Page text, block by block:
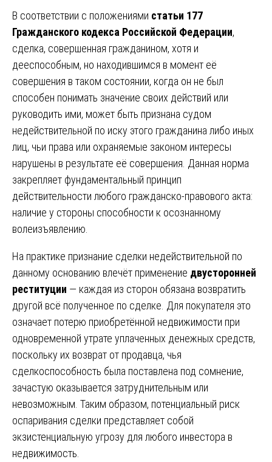
В соответствии с положениями статьи 177
Гражданского кодекса Российской Федерации,
сделка, совершенная гражданином, хотя и
дееспособным, но находившимся в момент её
совершения в таком состоянии, когда он не был
способен понимать значение своих действий или
руководить ими, может быть признана судом
недействительной по иску этого гражданина либо иных
лиц, чьи права или охраняемые законом интересы
нарушены в результате её совершения. Данная норма
закрепляет фундаментальный принцип
действительности любого гражданско-правового акта:
наличие у стороны способности к осознанному
волеизъявлению.
На практике признание сделки недействительной по
данному основанию влечёт применение двусторонней
реституции — каждая из сторон обязана возвратить
другой всё полученное по сделке. Для покупателя это
означает потерю приобретённой недвижимости при
одновременной утрате уплаченных денежных средств,
поскольку их возврат от продавца, чья
сделкоспособность была поставлена под сомнение,
зачастую оказывается затруднительным или
невозможным. Таким образом, потенциальный риск
оспаривания сделки представляет собой
экзистенциальную угрозу для любого инвестора в
недвижимость.